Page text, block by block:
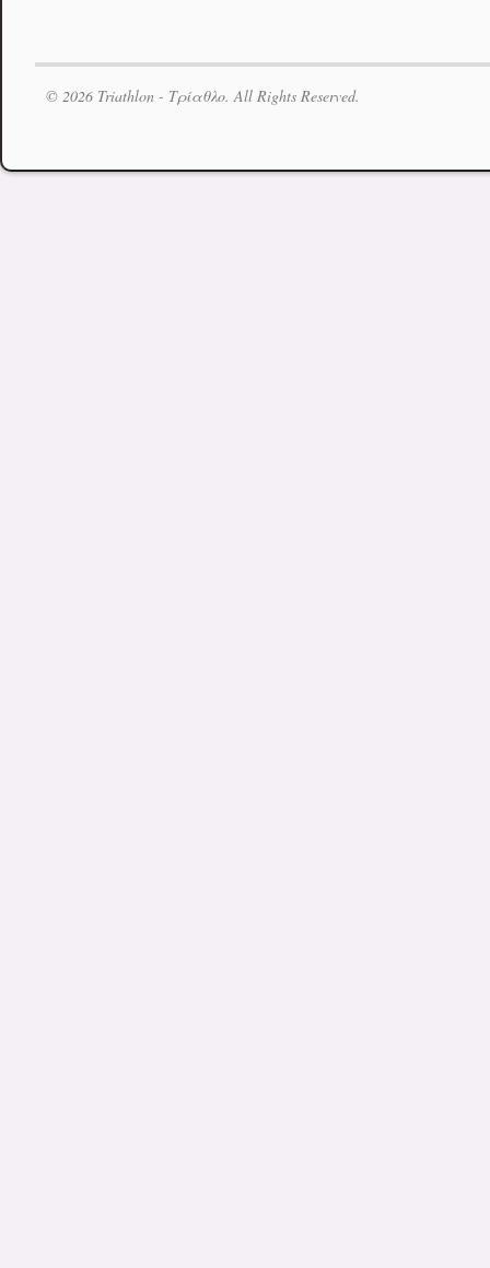
© 2026 Triathlon - Τρίαθλο. All Rights Reserved.